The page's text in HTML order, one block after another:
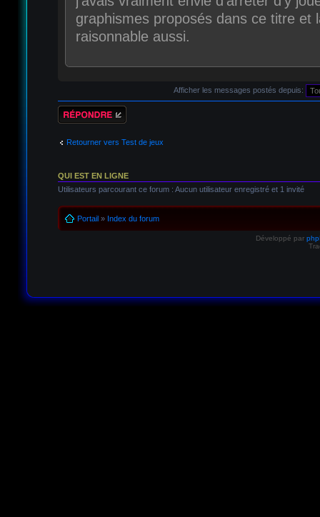
graphismes proposés dans ce titre et
raisonnable aussi.
Afficher les messages postés depuis:
Répondre
Retourner vers Test de jeux
QUI EST EN LIGNE
Utilisateurs parcourant ce forum : Aucun utilisateur enregistré et 1 invité
Portail » Index du forum
Développé par